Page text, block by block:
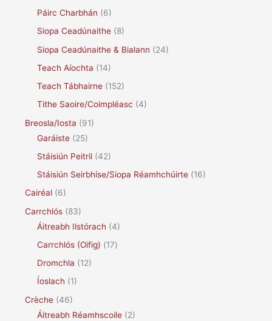
Páirc Charbhán (6)
Siopa Ceadúnaithe (8)
Siopa Ceadúnaithe & Bialann (24)
Teach Aíochta (14)
Teach Tábhairne (152)
Tithe Saoire/Coimpléasc (4)
Breosla/Iosta (91)
Garáiste (25)
Stáisiún Peitril (42)
Stáisiún Seirbhíse/Siopa Réamhchúirte (16)
Cairéal (6)
Carrchlós (83)
Áitreabh Ilstórach (4)
Carrchlós (Oifig) (17)
Dromchla (12)
Íoslach (1)
Crèche (46)
Áitreabh Réamhscoile (2)